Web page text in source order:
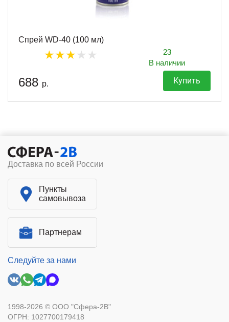
Спрей WD-40 (100 мл)
23
В наличии
688 р. Купить
Доставка по всей России
Пункты
самовывоза
Партнерам
Следуйте за нами
1998-2026 © ООО "Сфера-2В"
ОГРН: 1027700179418